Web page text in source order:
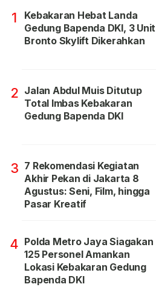
1
Kebakaran Hebat Landa
Gedung Bapenda DKI, 3 Unit
Bronto Skylift Dikerahkan
2 Jalan Abdul Muis Ditutup
Total Imbas Kebakaran
Gedung Bapenda DKI
3 7 Rekomendasi Kegiatan
Akhir Pekan di Jakarta 8
Agustus: Seni, Film, hingga
Pasar Kreatif
4 Polda Metro Jaya Siagakan
125 Personel Amankan
Lokasi Kebakaran Gedung
Bapenda DKI